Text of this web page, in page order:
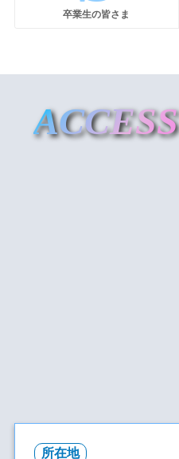
卒業生の皆さま
ACCESS
所在地